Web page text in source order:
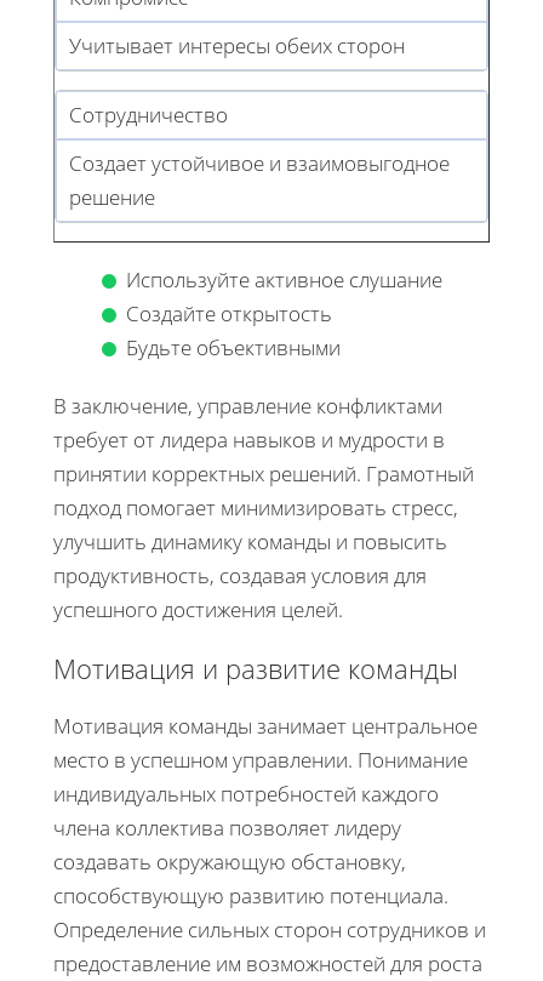
Учитывает интересы обеих сторон
Сотрудничество
Создает устойчивое и взаимовыгодное
решение
Используйте активное слушание
Создайте открытость
Будьте объективными
В заключение, управление конфликтами
требует от лидера навыков и мудрости в
принятии корректных решений. Грамотный
подход помогает минимизировать стресс,
улучшить динамику команды и повысить
продуктивность, создавая условия для
успешного достижения целей.
Мотивация и развитие команды
Мотивация команды занимает центральное
место в успешном управлении. Понимание
индивидуальных потребностей каждого
члена коллектива позволяет лидеру
создавать окружающую обстановку,
способствующую развитию потенциала.
Определение сильных сторон сотрудников и
предоставление им возможностей для роста